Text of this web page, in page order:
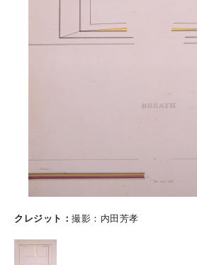
クレジット 撮影：内田芳孝